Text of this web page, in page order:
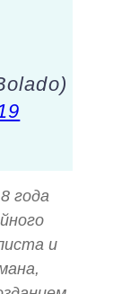
года
и